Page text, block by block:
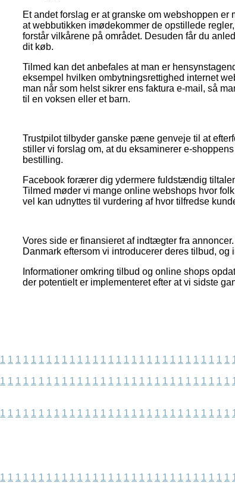
Et andet forslag er at granske om webshoppen
at webbutikken imødekommer de opstillede
forstår vilkårene på området. Desuden får du
dit køb.
Tilmed kan det anbefales at man er
eksempel hvilken ombytningsrettighed internet
man når som helst sikrer ens faktura e-mail, så
til en voksen eller et barn.
Trustpilot tilbyder ganske pæne genveje til at
stiller vi forslag om, at du eksaminerer e-
bestilling.
Facebook forærer dig ydermere fuldstændig
Tilmed møder vi mange online webshops hvor
vel kan udnyttes til vurdering af hvor tilfredse
Vores side er finansieret af indtægter fra
Danmark eftersom vi introducerer deres tilbud,
Informationer omkring tilbud og online shops
der potentielt er implementeret efter at vi sidste
1 1 1 1 1 1 1 1 1 1 1 1 1 1 1 1 1 1 1 1 1 1 1 1 1 1 1 1 1 1
1 1 1 1 1 1 1 1 1 1 1 1 1 1 1 1 1 1 1 1 1 1 1 1 1 1 1 1 1 1
1 1 1 1 1 1 1 1 1 1 1 1 1 1 1 1 1 1 1 1 1 1 1 1 1 1 1 1 1 1
1 1 1 1 1 1 1 1 1 1 1 1 1 1 1 1 1 1 1 1 1 1 1 1 1 1 1 1 1 1